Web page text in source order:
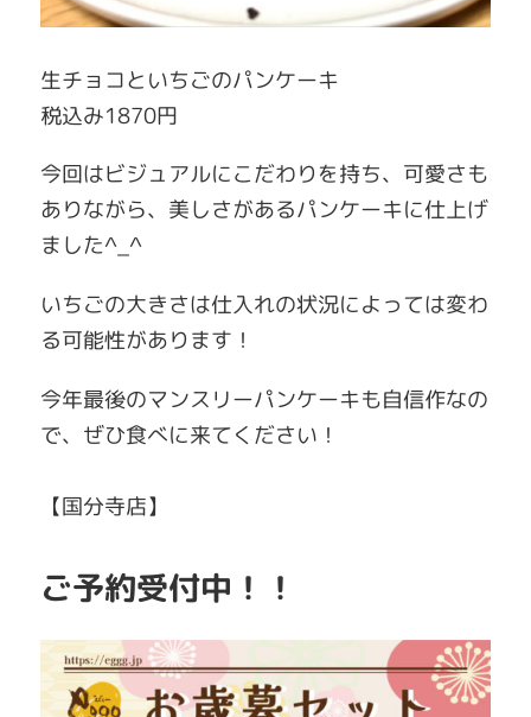
生チョコといちごのパンケーキ
税込み1870円
今回はビジュアルにこだわりを持ち、可愛さも
ありながら、美しさがあるパンケーキに仕上げ
ました^_^
いちごの大きさは仕入れの状況によっては変わ
る可能性があります！
今年最後のマンスリーパンケーキも自信作なの
で、ぜひ食べに来てください！
【国分寺店】
ご予約受付中！！